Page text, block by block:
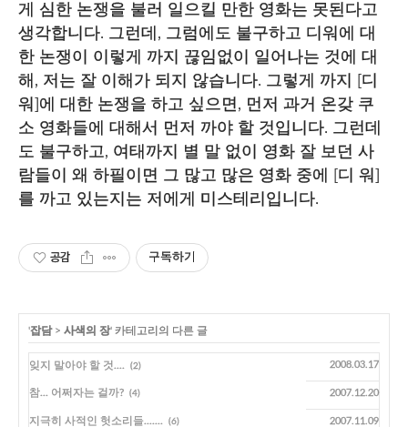
게 심한 논쟁을 불러 일으킬 만한 영화는 못된다고
생각합니다. 그런데, 그럼에도 불구하고 디워에 대
한 논쟁이 이렇게 까지 끊임없이 일어나는 것에 대
해, 저는 잘 이해가 되지 않습니다. 그렇게 까지 [디
워]에 대한 논쟁을 하고 싶으면, 먼저 과거 온갖 쿠
소 영화들에 대해서 먼저 까야 할 것입니다. 그런데
도 불구하고, 여태까지 별 말 없이 영화 잘 보던 사
람들이 왜 하필이면 그 많고 많은 영화 중에 [디 워]
를 까고 있는지는 저에게 미스테리입니다.
공감 구독하기
'잡담> 사색의 장' 카테고리의 다른 글
잊지 말아야 할 것.... (2) 2008.03.17
참... 어쩌자는 걸까? (4) 2007.12.20
지극히 사적인 헛소리들....... (6) 2007.11.09